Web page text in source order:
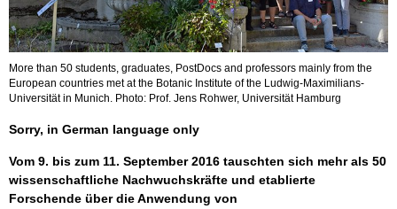
More than 50 students, graduates, PostDocs and professors mainly from the
European countries met at the Botanic Institute of the Ludwig-Maximilians-
Universität in Munich. Photo: Prof. Jens Rohwer, Universität Hamburg
Sorry, in German language only
Vom 9. bis zum 11. September 2016 tauschten sich mehr als 50
wissenschaftliche Nachwuchskräfte und etablierte
Forschende über die Anwendung von